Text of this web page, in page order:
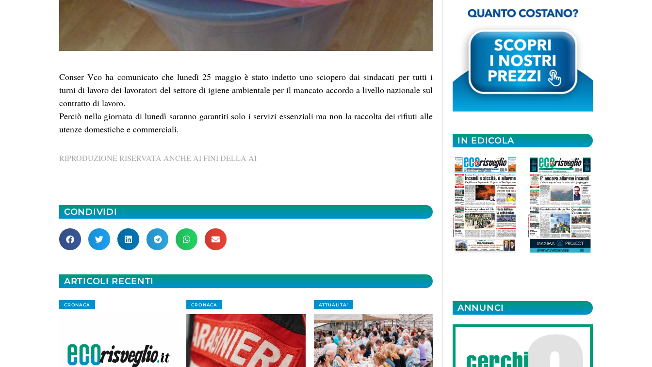
Conser Vco ha comunicato che lunedì 25 maggio è stato indetto uno sciopero dai sindacati per tutti i
turni di lavoro dei lavoratori del settore di igiene ambientale per il mancato accordo a livello nazionale sul
contratto di lavoro.
Perciò nella giornata di lunedì saranno garantiti solo i servizi essenziali ma non la raccolta dei rifiuti alle
utenze domestiche e commerciali.
RIPRODUZIONE RISERVATA ANCHE AI FINI DELLA AI
CONDIVIDI
ARTICOLI RECENTI
CRONACA CRONACA ATTUALITA'
IN EDICOLA
ANNUNCI